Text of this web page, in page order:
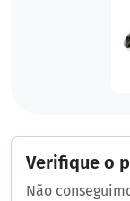
Verifique o
Não